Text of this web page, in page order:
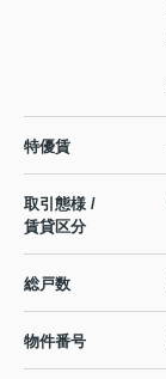
特優賃
取引態様 /
賃貸区分
総戸数
物件番号